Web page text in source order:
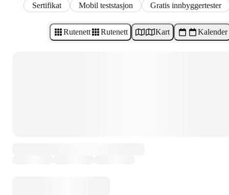
Sertifikat
Mobil teststasjon Gratis innbyggertester
Rutenett Rutenett Kart Kalender